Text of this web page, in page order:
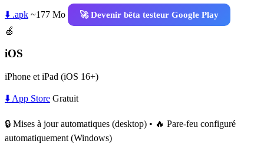
⬇️ .apk ~177 Mo
🚀 Devenir bêta testeur Google Play
🍏
iOS
iPhone et iPad (iOS 16+)
⬇️ App Store Gratuit
🔒 Mises à jour automatiques (desktop) • 🔥 Pare-feu configuré
automatiquement (Windows)